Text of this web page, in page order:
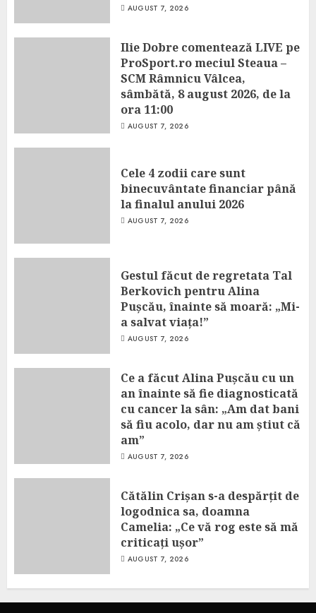
AUGUST 7, 2026
Ilie Dobre comentează LIVE pe
ProSport.ro meciul Steaua –
SCM Râmnicu Vâlcea,
sâmbătă, 8 august 2026, de la
ora 11:00
AUGUST 7, 2026
Cele 4 zodii care sunt
binecuvântate financiar până
la finalul anului 2026
AUGUST 7, 2026
Gestul făcut de regretata Tal
Berkovich pentru Alina
Pușcău, înainte să moară: „Mi-
a salvat viața!”
AUGUST 7, 2026
Ce a făcut Alina Pușcău cu un
an înainte să fie diagnosticată
cu cancer la sân: „Am dat bani
să fiu acolo, dar nu am știut că
am”
AUGUST 7, 2026
Cătălin Crișan s-a despărțit de
logodnica sa, doamna
Camelia: „Ce vă rog este să mă
criticați ușor”
AUGUST 7, 2026